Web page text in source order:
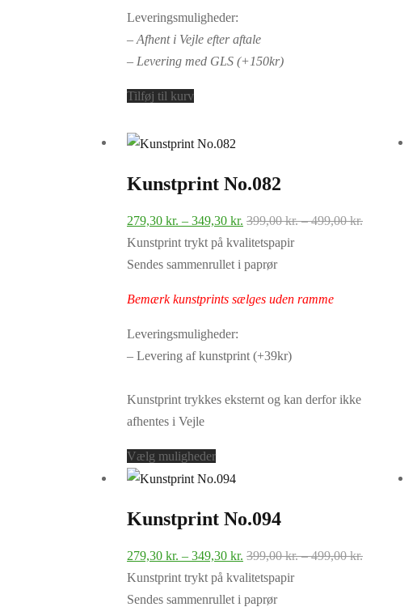
Leveringsmuligheder:
– Afhent i Vejle efter aftale
– Levering med GLS (+150kr)
Tilføj til kurv
Kunstprint No.082
279,30 kr. – 349,30 kr. Prisinterval:
279,30 kr.
til
399,00kr. – 499,00kr.Prisinterval:
Kunstprint trykt på kvalitetspapir
Sendes sammenrullet i paprør
Bemærk kunstprints sælges uden ramme
Leveringsmuligheder:
– Levering af kunstprint (+39kr)
Kunstprint trykkes eksternt og kan derfor ikke
afhentes i Vejle
Vælg mulighederDette
vare
flere
Mulighederne
kan
Kunstprint No.094
279,30 kr. – 349,30 kr. Prisinterval:
279,30 kr.
til
399,00kr. – 499,00kr.Prisinterval:
Kunstprint trykt på kvalitetspapir
Sendes sammenrullet i paprør